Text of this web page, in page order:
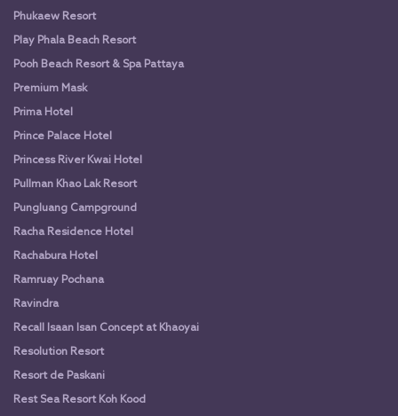
Phukaew Resort
Play Phala Beach Resort
Pooh Beach Resort & Spa Pattaya
Premium Mask
Prima Hotel
Prince Palace Hotel
Princess River Kwai Hotel
Pullman Khao Lak Resort
Pungluang Campground
Racha Residence Hotel
Rachabura Hotel
Ramruay Pochana
Ravindra
Recall Isaan Isan Concept at Khaoyai
Resolution Resort
Resort de Paskani
Rest Sea Resort Koh Kood